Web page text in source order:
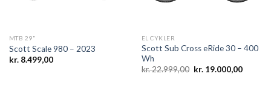
MTB 29"
Scott Scale 980 – 2023
kr.8.499,00
EL CYKLER
Scott Sub Cross eRide 30 – 400
Wh
kr.22.999,00 Den
oprindelige
kr.19.000,00Den